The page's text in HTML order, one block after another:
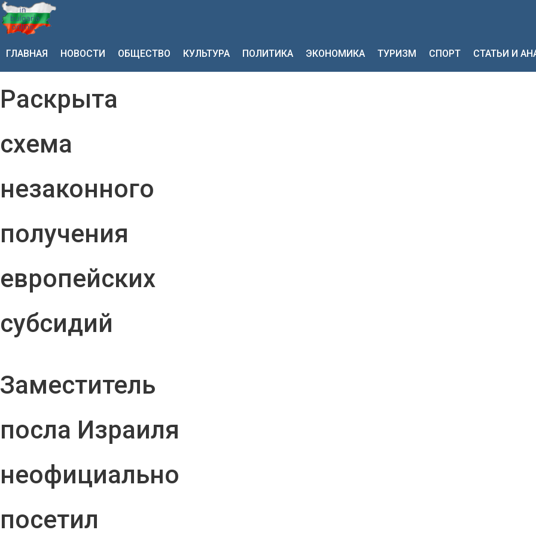
ГЛАВНАЯ НОВОСТИ ОБЩЕСТВО КУЛЬТУРА ПОЛИТИКА ЭКОНОМИКА ТУРИЗМ СПОРТ СТАТЬИ И
Раскрыта
схема
незаконного
получения
европейских
субсидий
Заместитель
посла Израиля
неофициально
посетил